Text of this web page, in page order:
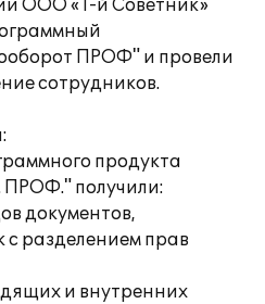
ООО «1-й Советник»
ПРОФ" и провели
сотрудников.
продукта
ПРОФ." получили:
документов,
с разделением прав
и внутренних